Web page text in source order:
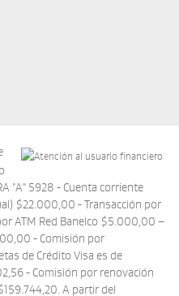
"A" 5928 - Cuenta corriente
$22.000,00 - Transacción por
ATM Red Banelco $5.000,00 –
- Comisión por
de Crédito Visa es de
- Comisión por renovación
A partir del